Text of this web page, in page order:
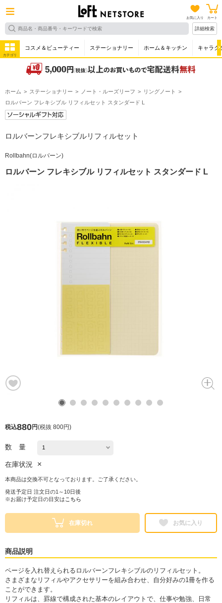
お気に入り カート
詳細検索
カテゴリ
コスメ＆ビューティー ステーショナリー ホーム＆キッチン キャラク
ホーム ステーショナリー ノート・ルーズリーフ
リングノート
ロルバーン フレキシブル リフィルセット スタンダード L
ロルバーンフレキシブルリフィルセット
Rollbahn(ロルバーン)
ロルバーン フレキシブル リフィルセット スタンダード L
税込880円(税抜 800円)
数 量
在庫状況 ×
本商品は交換不可となっております。ご了承ください。
発送予定日 注文日の1～10日後
※お届け予定日の目安は こちら
在庫切れ お気に入り
商品説明
ページを入れ替えられるロルバーンフレキシブルのリフィルセット。
さまざまなリフィルやアクセサリーを組み合わせ、自分好みの1冊を作る
ことができます。
リフィルは、罫線で構成された基本のレイアウトで、仕事や勉強、日常